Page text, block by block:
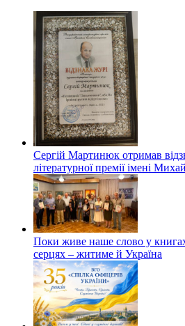
Сергій Мартинюк отримав
літературної премії імені
Поки живе наше слово у
серцях – житиме й Україна